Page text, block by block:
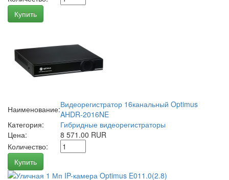
Купить
Наименование:Видеорегистратор 16канальный Optimus
AHDR-2016NE
Категория:
Гибридные видеорегистраторы
Цена:
8 571.00 RUR
Количество:
Купить